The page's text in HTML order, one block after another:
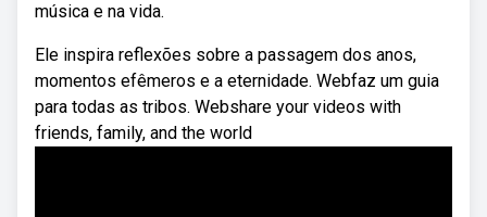
música e na vida.
Ele inspira reflexões sobre a passagem dos anos,
momentos efêmeros e a eternidade. Webfaz um guia
para todas as tribos. Webshare your videos with
friends, family, and the world